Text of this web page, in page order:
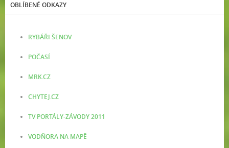
OBLÍBENÉ ODKAZY
RYBÁŘI ŠENOV
POČASÍ
MRK.CZ
CHYTEJ.CZ
TV PORTÁLY-ZÁVODY 2011
VODŇORA NA MAPĚ